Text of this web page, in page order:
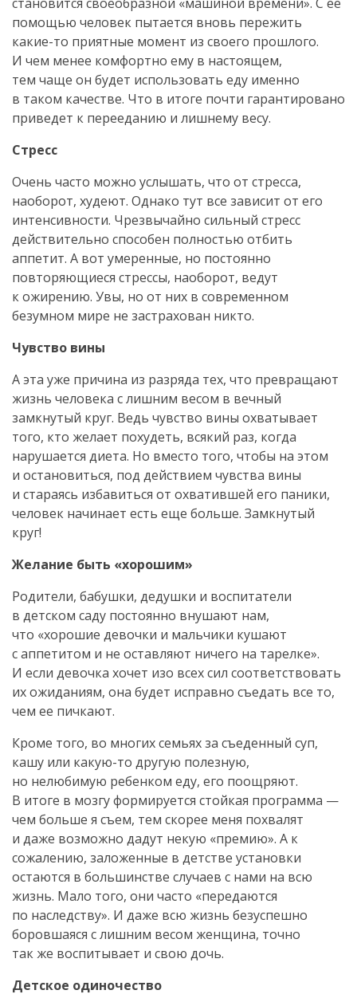
помощью человек пытается вновь пережить
какие-то приятные момент из своего прошлого.
И чем менее комфортно ему в настоящем,
тем чаще он будет использовать еду именно
в таком качестве. Что в итоге почти гарантировано
приведет к перееданию и лишнему весу.
Стресс
Очень часто можно услышать, что от стресса,
наоборот, худеют. Однако тут все зависит от его
интенсивности. Чрезвычайно сильный стресс
действительно способен полностью отбить
аппетит. А вот умеренные, но постоянно
повторяющиеся стрессы, наоборот, ведут
к ожирению. Увы, но от них в современном
безумном мире не застрахован никто.
Чувство вины
А эта уже причина из разряда тех, что превращают
жизнь человека с лишним весом в вечный
замкнутый круг. Ведь чувство вины охватывает
того, кто желает похудеть, всякий раз, когда
нарушается диета. Но вместо того, чтобы на этом
и остановиться, под действием чувства вины
и стараясь избавиться от охватившей его паники,
человек начинает есть еще больше. Замкнутый
круг!
Желание быть «хорошим»
Родители, бабушки, дедушки и воспитатели
в детском саду постоянно внушают нам,
что «хорошие девочки и мальчики кушают
с аппетитом и не оставляют ничего на тарелке».
И если девочка хочет изо всех сил соответствовать
их ожиданиям, она будет исправно съедать все то,
чем ее пичкают.
Кроме того, во многих семьях за съеденный суп,
кашу или какую-то другую полезную,
но нелюбимую ребенком еду, его поощряют.
В итоге в мозгу формируется стойкая программа —
чем больше я съем, тем скорее меня похвалят
и даже возможно дадут некую «премию». А к
сожалению, заложенные в детстве установки
остаются в большинстве случаев с нами на всю
жизнь. Мало того, они часто «передаются
по наследству». И даже всю жизнь безуспешно
боровшаяся с лишним весом женщина, точно
так же воспитывает и свою дочь.
Детское одиночество